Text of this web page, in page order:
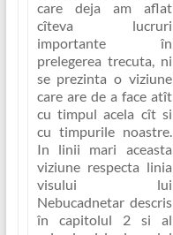
care deja am aflat
cîteva lucruri
importante în
prelegerea trecuta, ni
se prezinta o viziune
care are de a face atît
cu timpul acela cît si
cu timpurile noastre.
In linii mari aceasta
viziune respecta linia
visului lui
Nebucadnetar descris
în capitolul 2 si al